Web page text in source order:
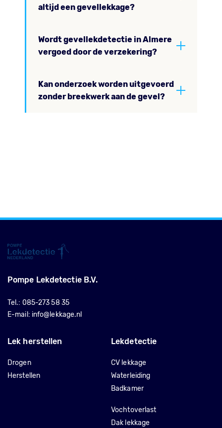
altijd een gevellekkage?
Wordt gevellekdetectie in Almere
vergoed door de verzekering?
Kan onderzoek worden uitgevoerd
zonder breekwerk aan de gevel?
Pompe Lekdetectie B.V.
Tel.: 085-273 58 35
E-mail: info@lekkage.nl
Lekdetectie
CV lekkage
Waterleiding
Badkamer
Vochtoverlast
Dak lekkage
Lek herstellen
Drogen
Herstellen